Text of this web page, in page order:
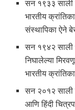
सन १९३३ साली
भारतीय
संस्थापिका ऐने
सन १९४२ साली
निघालेल्या
भारतीय
सन २०१२ साली
आणि हिंदी